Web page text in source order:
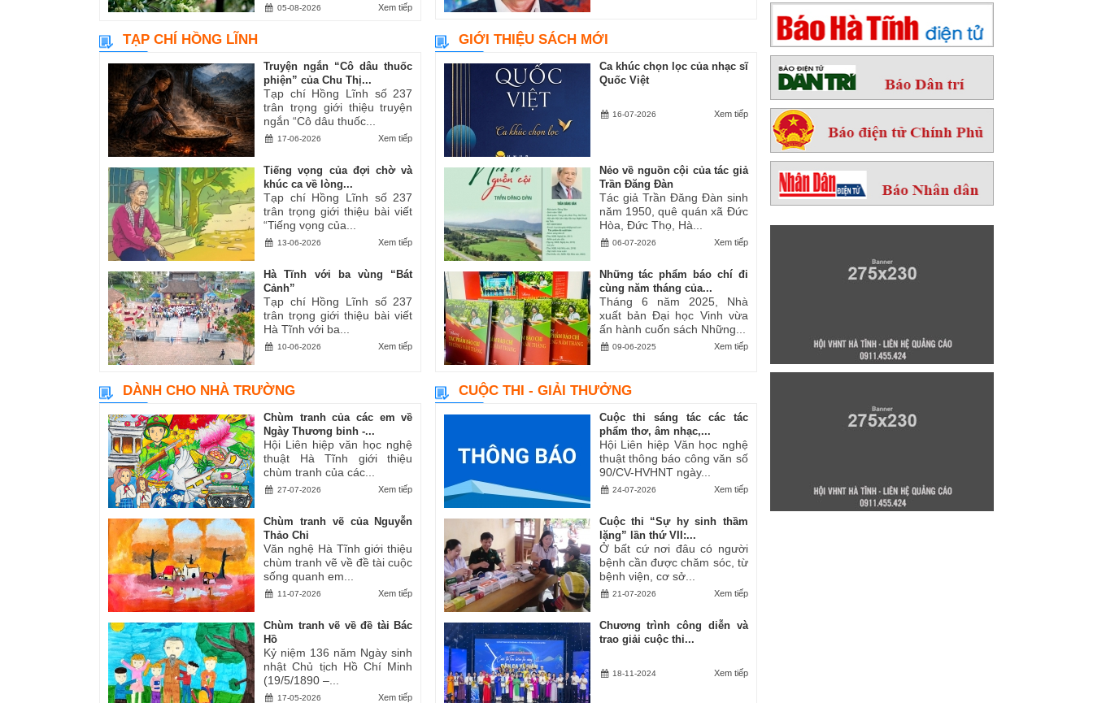
Xem tiếp
05-08-2026
TẠP CHÍ HỒNG LĨNH
Truyện ngắn “Cô dâu thuốc
phiện” của Chu Thị...
Tạp chí Hồng Lĩnh số 237
trân trọng giới thiệu truyện
ngắn “Cô dâu thuốc...
Xem tiếp
17-06-2026
Tiếng vọng của đợi chờ và
khúc ca về lòng...
Tạp chí Hồng Lĩnh số 237
trân trọng giới thiệu bài viết
“Tiếng vọng của...
Xem tiếp
13-06-2026
Hà Tĩnh với ba vùng “Bát
Cảnh”
Tạp chí Hồng Lĩnh số 237
trân trọng giới thiệu bài viết
Hà Tĩnh với ba...
Xem tiếp
10-06-2026
GIỚI THIỆU SÁCH MỚI
Ca khúc chọn lọc của nhạc sĩ
Quốc Việt
Xem tiếp
16-07-2026
Nẻo về nguồn cội của tác giả
Trần Đăng Đàn
Tác giả Trần Đăng Đàn sinh
năm 1950, quê quán xã Đức
Hòa, Đức Thọ, Hà...
Xem tiếp
06-07-2026
Những tác phẩm báo chí đi
cùng năm tháng của...
Tháng 6 năm 2025, Nhà
xuất bản Đại học Vinh vừa
ấn hành cuốn sách Những...
Xem tiếp
09-06-2025
DÀNH CHO NHÀ TRƯỜNG
Chùm tranh của các em về
Ngày Thương binh -...
Hội Liên hiệp văn học nghệ
thuật Hà Tĩnh giới thiệu
chùm tranh của các...
Xem tiếp
27-07-2026
Chùm tranh vẽ của Nguyễn
Thảo Chi
Văn nghệ Hà Tĩnh giới thiệu
chùm tranh vẽ về đề tài cuộc
sống quanh em...
Xem tiếp
11-07-2026
Chùm tranh vẽ về đề tài Bác
Hồ
Kỷ niệm 136 năm Ngày sinh
nhật Chủ tịch Hồ Chí Minh
(19/5/1890 –...
Xem tiếp
17-05-2026
CUỘC THI - GIẢI THƯỞNG
Cuộc thi sáng tác các tác
phẩm thơ, âm nhạc,...
Hội Liên hiệp Văn học nghệ
thuật thông báo công văn số
90/CV-HVHNT ngày...
Xem tiếp
24-07-2026
Cuộc thi “Sự hy sinh thầm
lặng” lần thứ VII:...
Ở bất cứ nơi đâu có người
bệnh cần được chăm sóc, từ
bệnh viện, cơ sở...
Xem tiếp
21-07-2026
Chương trình công diễn và
trao giải cuộc thi...
Xem tiếp
18-11-2024